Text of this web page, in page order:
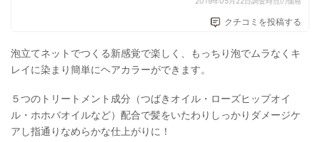
クチコミを投稿する
泡立てネットでつくる新感覚で楽しく、もっちり泡でムラなくキ
レイに染まり簡単にヘアカラーができます。
５つのトリートメント成分（つばきオイル・ローズヒップオイ
ル・ホホバオイルなど）配合で髪をいたわりしっかりダメージケ
アし指通りなめらかな仕上がりに！